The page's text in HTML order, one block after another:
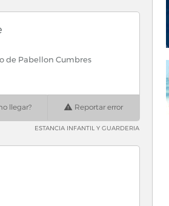
de Pabellon Cumbres
llegar? Reportar error
ESTANCIA INFANTIL Y GUARDERIA